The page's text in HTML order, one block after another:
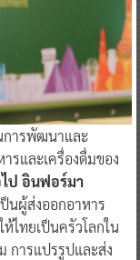
ารพัฒนาและ
รและเครื่องดื่มของ
ป อินฟอร์มา
นผู้ส่งออกอาหาร
ไทยเป็นครัวโลกใน
การแปรรูปและส่ง